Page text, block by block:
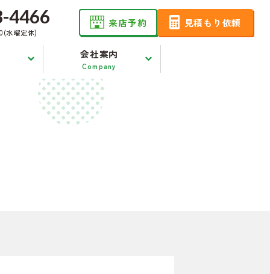
4466
水曜定休)
来店予約 見積もり依頼
会社案内
Company